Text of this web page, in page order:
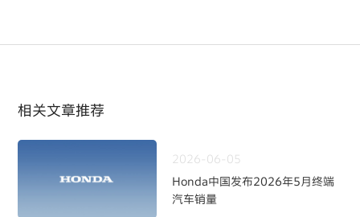
相关文章推荐
2026-06-05
Honda中国发布2026年5月终端
汽车销量